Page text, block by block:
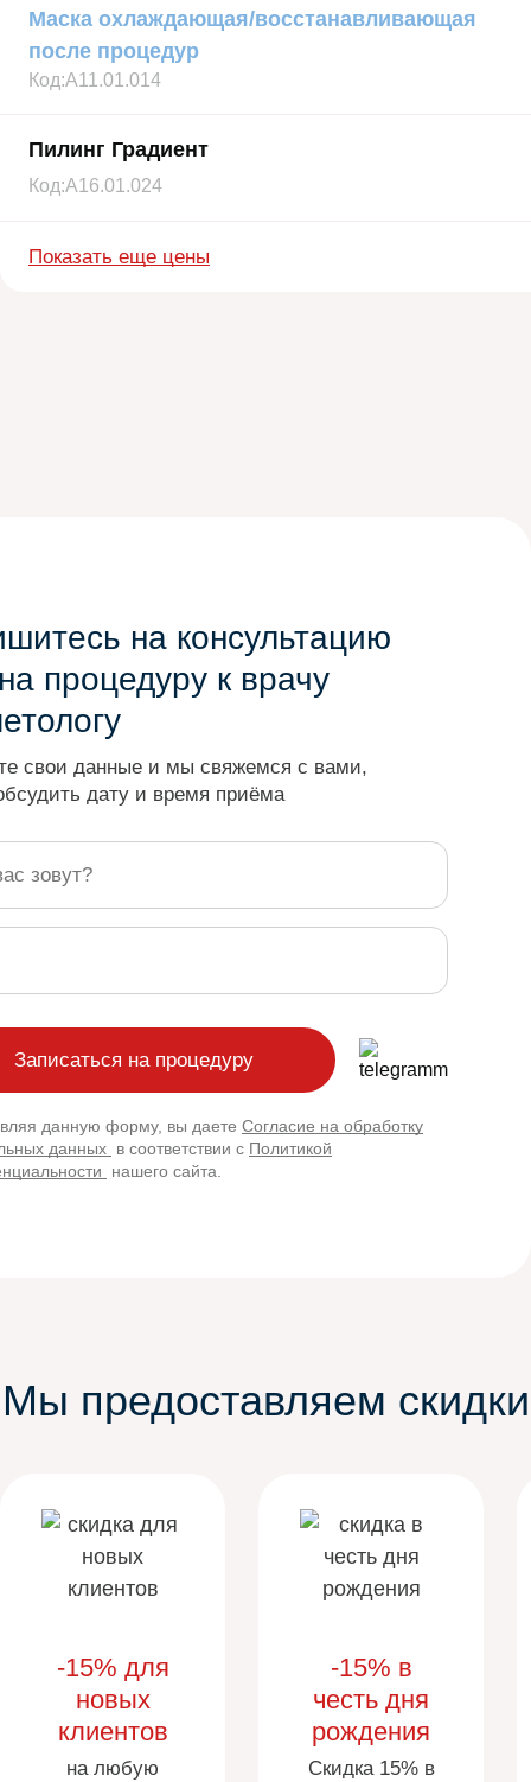
Маска охлаждающая/восстанавливающая
после процедур
Код:А11.01.014
Пилинг Градиент
Код:А16.01.024
Показать еще цены
на консультацию
процедуру к врачу
свои данные и мы свяжемся с вами,
дату и время приёма
данную форму, вы даете Согласие на обработку
данных в соответствии с Политикой
нашего сайта.
Мы предоставляем скидки
-15% для
новых
клиентов
на любую
-15% в
честь дня
рождения
Скидка 15% в